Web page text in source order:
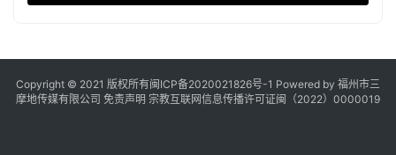
Copyright © 2021 版权所有闽ICP备2020021826号-1 Powered by 福州市三
摩地传媒有限公司 免责声明 宗教互联网信息传播许可证闽（2022）0000019